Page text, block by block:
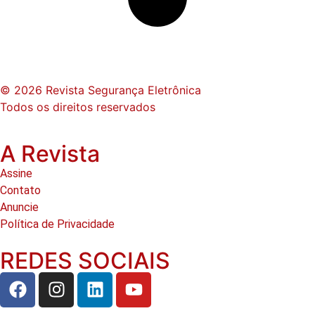
© 2026 Revista Segurança Eletrônica
Todos os direitos reservados
A Revista
Assine
Contato
Anuncie
Política de Privacidade
REDES SOCIAIS